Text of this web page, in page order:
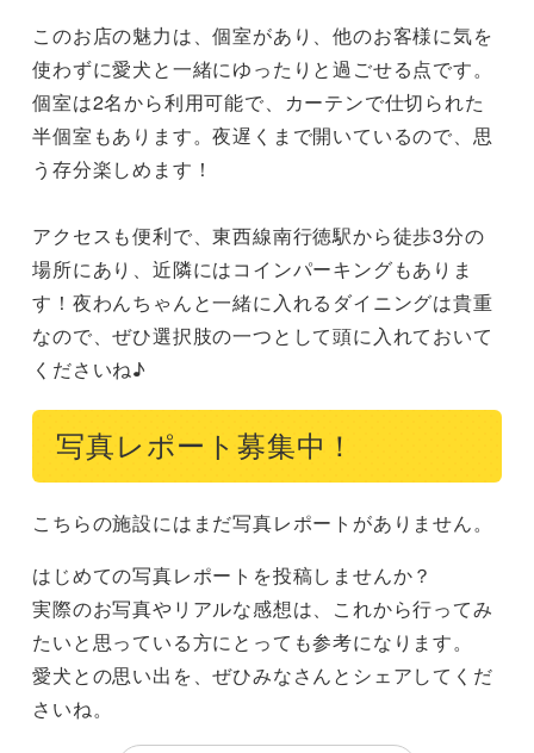
このお店の魅力は、個室があり、他のお客様に気を
使わずに愛犬と一緒にゆったりと過ごせる点です。
個室は2名から利用可能で、カーテンで仕切られた
半個室もあります。夜遅くまで開いているので、思
う存分楽しめます！
アクセスも便利で、東西線南行徳駅から徒歩3分の
場所にあり、近隣にはコインパーキングもありま
す！夜わんちゃんと一緒に入れるダイニングは貴重
なので、ぜひ選択肢の一つとして頭に入れておいて
くださいね♪
写真レポート募集中！
こちらの施設にはまだ写真レポートがありません。
はじめての写真レポートを投稿しませんか？
実際のお写真やリアルな感想は、これから行ってみ
たいと思っている方にとっても参考になります。
愛犬との思い出を、ぜひみなさんとシェアしてくだ
さいね。